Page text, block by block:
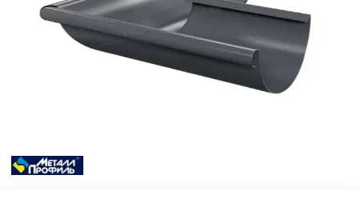
Подбор краски (колеровка)
Проектирование и строительство бассейнов